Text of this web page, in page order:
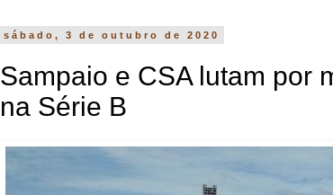
sábado, 3 de outubro de 2020
Sampaio e CSA lutam por
na Série B